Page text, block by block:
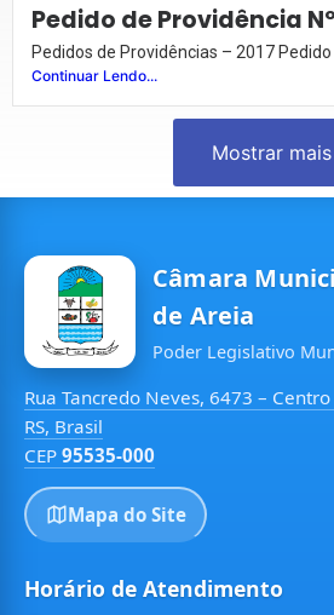
Pedido de Providência
Pedidos de Providências – 2017
Continuar Lendo...
Mostrar mais
Câmara
de Areia
Poder Legislativo
Rua Tancredo Neves, 6473 – Centro
RS, Brasil
CEP 95535-000
Mapa do Site
Horário de Atendimento